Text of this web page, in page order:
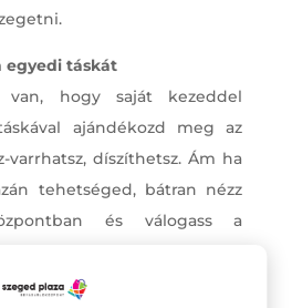
egyedi táskát
van, hogy saját kezeddel
ajándékozd meg az
varrhatsz, díszíthetsz. Ám ha
tehetséged, bátran nézz
és válogass a
mindenki ismeri: